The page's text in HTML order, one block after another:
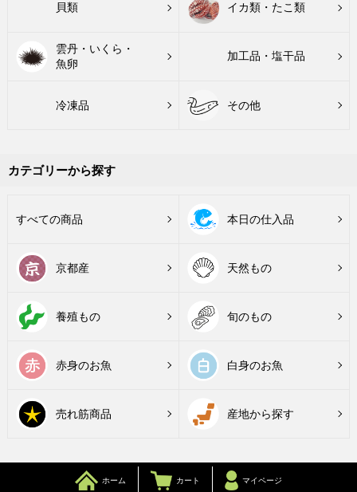
貝類 イカ類・たこ類
雲丹・いくら・
魚卵
加工品・塩干品
冷凍品 その他
カテゴリーから探す
すべての商品 本日の仕入品
京都産 天然もの
養殖もの 旬のもの
赤身のお魚 白身のお魚
売れ筋商品 産地から探す
ホーム カート マイページ